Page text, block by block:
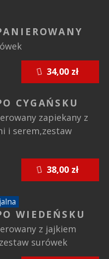
CYGAŃSKU
zapiekany z
i serem,zestaw
WIEDEŃSKU
z jajkiem
surówek